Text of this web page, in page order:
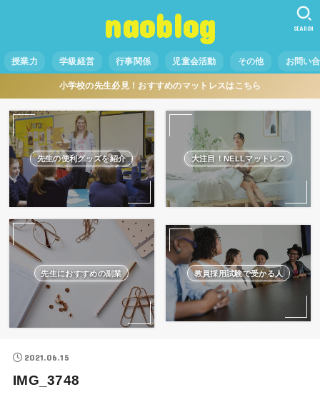
naoblog
授業力 学級経営 行事関係 児童会活動 その他 お問い
SEARCH
小学校の先生必見！おすすめのマットレスはこちら
先生の便利グッズを紹介 大注目！NELLマットレス
先生におすすめの副業 教員採用試験で受かる人
2021.06.15
IMG_3748